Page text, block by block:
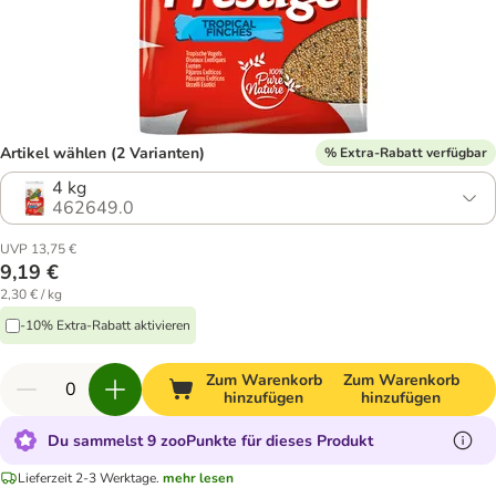
Artikel wählen (2 Varianten) % Extra-Rabatt verfügbar
4 kg
462649.0
UVP 13,75 €
9,19 €
2,30 € / kg
-10% Extra-Rabatt aktivieren
Zum Warenkorb
hinzufügen
Zum Warenkorb
hinzufügen
Du sammelst 9 zooPunkte für dieses Produkt
Lieferzeit 2-3 Werktage. mehr lesen